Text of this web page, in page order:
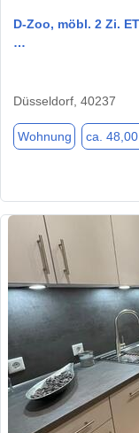
D-Zoo, möbl. 2 Zi.
…
Düsseldorf, 40237
Wohnung ca. 48,00